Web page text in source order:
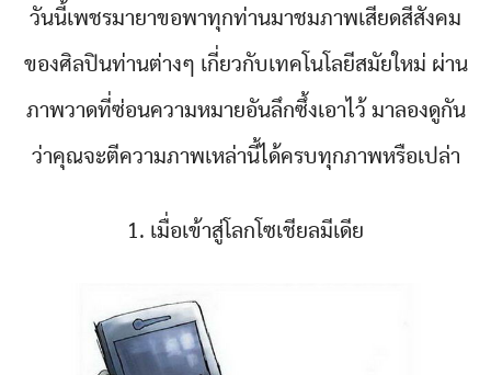
วันนี้เพชรมายาขอพาทุกท่านมาชมภาพเสียดสีสังคม
ของศิลปินท่านต่างๆ เกี่ยวกับเทคโนโลยีสมัยใหม่ ผ่าน
ภาพวาดที่ซ่อนความหมายอันลึกซึ้งเอาไว้ มาลองดูกัน
ว่าคุณจะตีความภาพเหล่านี้ได้ครบทุกภาพหรือเปล่า
1. เมื่อเข้าสู่โลกโซเชียลมีเดีย